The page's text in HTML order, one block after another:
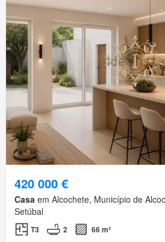
420 000 €
Casa em Alcochete, Município de
Setúbal
T3 2 66 m²